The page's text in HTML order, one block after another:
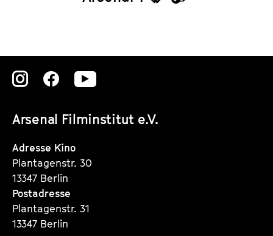
T
s
K
Arsenal Filminstitut e.V.
Zu
Instagram
Seite
Zu
Instagram
Seite
Zu
Instagram
Adresse Kino
Plantagenstr. 30
13347 Berlin
Postadresse
Plantagenstr. 31
13347 Berlin